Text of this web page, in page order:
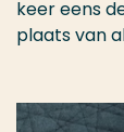
keer eens
plaats van